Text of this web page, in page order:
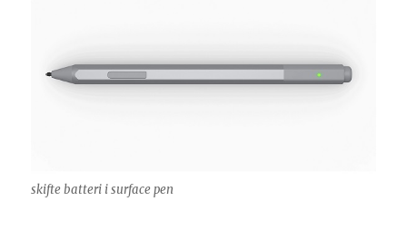
skifte batteri i surface pen